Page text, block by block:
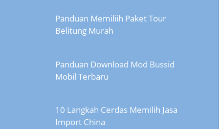
Panduan Memiliih Paket Tour
Belitung Murah
Panduan Download Mod Bussid
Mobil Terbaru
10 Langkah Cerdas Memilih Jasa
Import China